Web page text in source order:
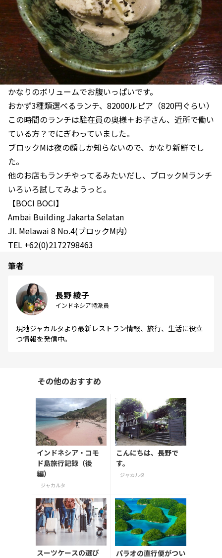
かなりのボリュームでお腹いっぱいです。
おかず3種類選べるランチ、82000ルピア（820円ぐらい）
この時間のランチは駐在員の奥様＋お子さん、近所で働い
ている方？でにぎわっていました。
ブロックMは夜の顔しか知らないので、かなり新鮮でし
た。
他のお店もランチやってるみたいだし、ブロックMランチ
いろいろ試してみようっと。
【BOCI BOCI】
Ambai Building Jakarta Selatan
Jl. Melawai 8 No.4(ブロックM内）
TEL +62(0)2172798463
筆者
長野 綾子
インドネシア特派員
現地ジャカルタより最新レストラン情報、旅行、生活に役立
つ情報を発信中。
その他のおすすめ
インドネシア・コモ
ド島旅行記録（後
編）
ジャカルタ
こんにちは、長野で
す。
ジャカルタ
スーツケースの選び
パラオの直行便がつい